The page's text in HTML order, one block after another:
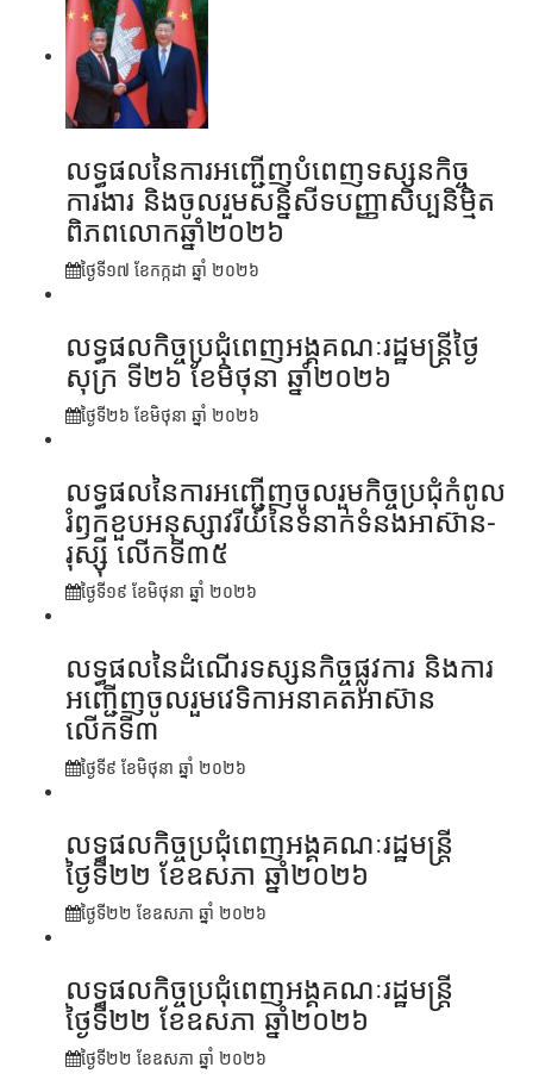
លទ្ធផលនៃការអញ្ជើញបំពេញទស្សនកិច្ច
ការងារ និងចូលរួមសន្និសីទបញ្ញាសិប្បនិម្មិត
ពិភពលោកឆ្នាំ២០២៦
ថ្ងៃទី១៧ ខែ​កក្កដា ឆ្នាំ ២០២៦
លទ្ធផលកិច្ចប្រជុំពេញអង្គគណៈរដ្ឋមន្រ្តីថ្ងៃ
សុក្រ ទី២៦ ខែមិថុនា ឆ្នាំ២០២៦
ថ្ងៃទី២៦ ខែ​មិថុនា ឆ្នាំ ២០២៦
លទ្ធផលនៃការអញ្ជើញចូលរួមកិច្ចប្រជុំកំពូល
រំឭកខួបអនុស្សាវរីយ៍នៃទំនាក់ទំនងអាស៊ាន-
រុស្ស៊ី លើកទី៣៥
ថ្ងៃទី១៩ ខែ​មិថុនា ឆ្នាំ ២០២៦
លទ្ធផលនៃដំណើរទស្សនកិច្ចផ្លូវការ និងការ
អញ្ជើញចូលរួមវេទិកាអនាគតអាស៊ាន
លើកទី៣
ថ្ងៃទី៩ ខែ​មិថុនា ឆ្នាំ ២០២៦
លទ្ធផលកិច្ចប្រជុំពេញអង្គគណៈរដ្ឋមន្ត្រី
ថ្ងៃទី២២ ខែឧសភា ឆ្នាំ២០២៦
ថ្ងៃទី២២ ខែ​ឧសភា ឆ្នាំ ២០២៦
លទ្ធផលកិច្ចប្រជុំពេញអង្គគណៈរដ្ឋមន្រ្តី
ថ្ងៃទី២២ ខែឧសភា ឆ្នាំ២០២៦
ថ្ងៃទី២២ ខែ​ឧសភា ឆ្នាំ ២០២៦